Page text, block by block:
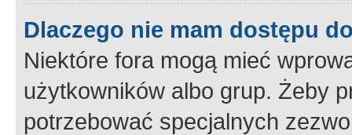
Dlaczego nie mam dostępu
Niektóre fora mogą mieć
użytkowników albo grup. Żeby
potrzebować specjalnych